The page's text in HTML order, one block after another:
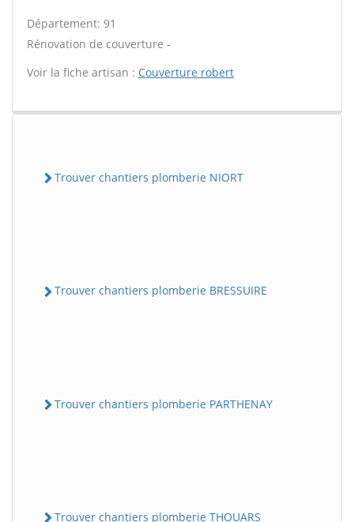
Département: 91
Rénovation de couverture -
Voir la fiche artisan : Couverture robert
Trouver chantiers plomberie NIORT
Trouver chantiers plomberie BRESSUIRE
Trouver chantiers plomberie PARTHENAY
Trouver chantiers plomberie THOUARS